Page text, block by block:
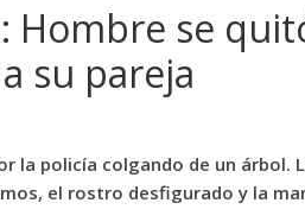
Hombre se
su pareja
la policía colgando de un árbol.
el rostro desfigurado y la